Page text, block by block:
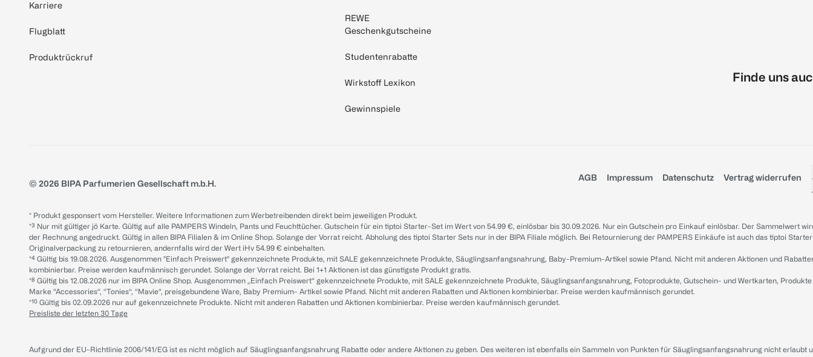
Karriere
Flugblatt
Produktrückruf
REWE
Geschenkgutscheine
Studentenrabatte
Wirkstoff Lexikon
Gewinnspiele
Finde uns
© 2026 BIPA Parfumerien Gesellschaft m.b.H.
AGB Impressum Datenschutz Vertrag widerrufen
* Produkt gesponsert vom Hersteller. Weitere Informationen zum Werbetreibenden direkt beim jeweiligen Produkt.
*³ Nur mit gültiger jö Karte. Gültig auf alle PAMPERS Windeln, Pants und Feuchttücher. Gutschein für ein tiptoi Starter-Set im Wert von 54.99 €, einlösbar bis 30.09.2026. Nur ein Gutschein pro Einkauf einlösbar. Der Sammelwert
der Rechnung angedruckt. Gültig in allen BIPA Filialen & im Online Shop. Solange der Vorrat reicht. Abholung des tiptoi Starter Sets nur in der BIPA Filiale möglich. Bei Retournierung der PAMPERS Einkäufe ist auch das tiptoi
Originalverpackung zu retournieren, andernfalls wird der Wert iHv 54.99 € einbehalten.
*⁴ Gültig bis 19.08.2026. Ausgenommen "Einfach Preiswert" gekennzeichnete Produkte, mit SALE gekennzeichnete Produkte, Säuglingsanfangsnahrung, Baby-Premium-Artikel sowie Pfand. Nicht mit anderen Aktionen und
kombinierbar. Preise werden kaufmännisch gerundet. Solange der Vorrat reicht. Bei 1+1 Aktionen ist das günstigste Produkt gratis.
*⁸ Gültig bis 12.08.2026 nur im BIPA Online Shop. Ausgenommen „Einfach Preiswert“ gekennzeichnete Produkte, mit SALE gekennzeichnete Produkte, Säuglingsanfangsnahrung, Fotoprodukte, Gutschein- und Wertkarten,
Marke “Accessories“, “Tonies“, “Mavie“, preisgebundene Ware, Baby Premium- Artikel sowie Pfand. Nicht mit anderen Rabatten und Aktionen kombinierbar. Preise werden kaufmännisch gerundet.
*¹⁰ Gültig bis 02.09.2026 nur auf gekennzeichnete Produkte. Nicht mit anderen Rabatten und Aktionen kombinierbar. Preise werden kaufmännisch gerundet.
Preisliste der letzten 30 Tage
Aufgrund der EU-Richtlinie 2006/141/EG ist es nicht möglich auf Säuglingsanfangsnahrung Rabatte oder andere Aktionen zu geben. Des weiteren ist ebenfalls ein Sammeln von Punkten für Säuglingsanfangsnahrung nicht erlaubt